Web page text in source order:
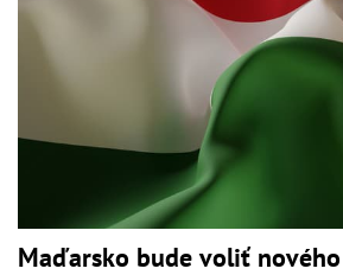
Maďarsko bude voliť